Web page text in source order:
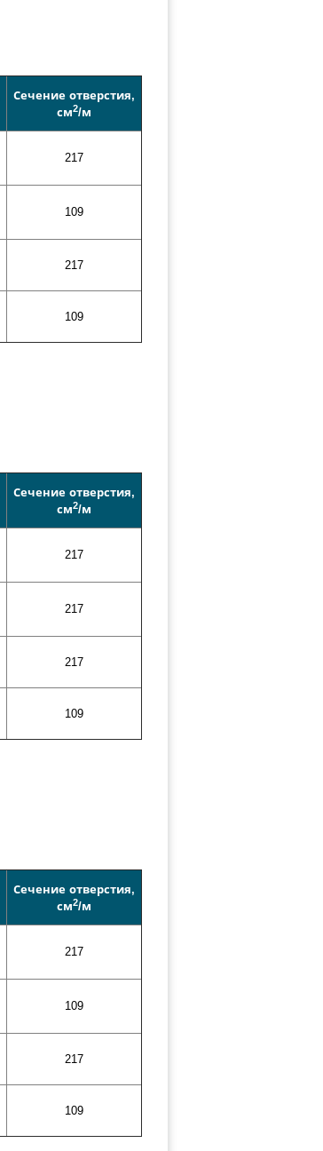
Сечение отверстия,
см2/м
217
109
217
109
Сечение отверстия,
см2/м
217
217
217
109
Сечение отверстия,
см2/м
217
109
217
109